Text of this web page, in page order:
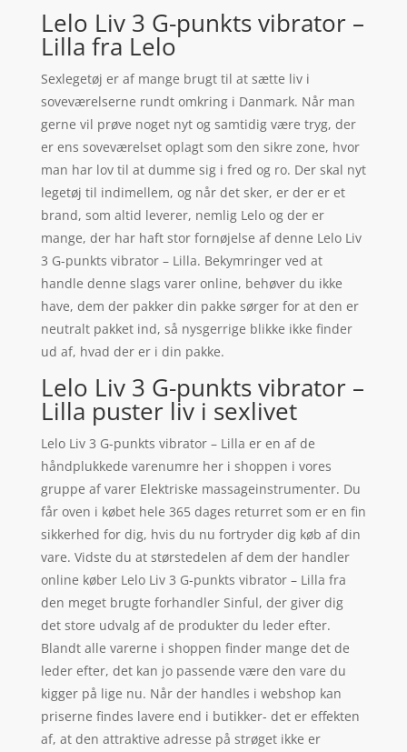
Lelo Liv 3 G-punkts vibrator –
Lilla fra Lelo
Sexlegetøj er af mange brugt til at sætte liv i
soveværelserne rundt omkring i Danmark. Når man
gerne vil prøve noget nyt og samtidig være tryg, der
er ens soveværelset oplagt som den sikre zone, hvor
man har lov til at dumme sig i fred og ro. Der skal nyt
legetøj til indimellem, og når det sker, er der er et
brand, som altid leverer, nemlig Lelo og der er
mange, der har haft stor fornøjelse af denne Lelo Liv
3 G-punkts vibrator – Lilla. Bekymringer ved at
handle denne slags varer online, behøver du ikke
have, dem der pakker din pakke sørger for at den er
neutralt pakket ind, så nysgerrige blikke ikke finder
ud af, hvad der er i din pakke.
Lelo Liv 3 G-punkts vibrator –
Lilla puster liv i sexlivet
Lelo Liv 3 G-punkts vibrator – Lilla er en af de
håndplukkede varenumre her i shoppen i vores
gruppe af varer Elektriske massageinstrumenter. Du
får oven i købet hele 365 dages returret som er en fin
sikkerhed for dig, hvis du nu fortryder dig køb af din
vare. Vidste du at størstedelen af dem der handler
online køber Lelo Liv 3 G-punkts vibrator – Lilla fra
den meget brugte forhandler Sinful, der giver dig
det store udvalg af de produkter du leder efter.
Blandt alle varerne i shoppen finder mange det de
leder efter, det kan jo passende være den vare du
kigger på lige nu. Når der handles i webshop kan
priserne findes lavere end i butikker- det er effekten
af, at den attraktive adresse på strøget ikke er